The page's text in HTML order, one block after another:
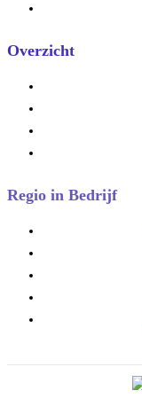
Overzicht
Regio in Bedrijf